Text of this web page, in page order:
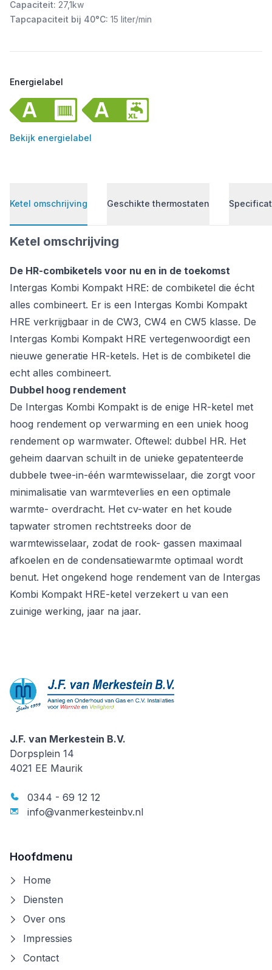
Capaciteit: 27,1kw
Tapcapaciteit bij 40°C: 15 liter/min
Energielabel
Bekijk energielabel
Ketel omschrijving Geschikte thermostaten
Ketel omschrijving
De HR-combiketels voor nu en in de toekomst
Intergas Kombi Kompakt HRE: de combiketel die écht
alles combineert. Er is een Intergas Kombi Kompakt
HRE verkrijgbaar in de CW3, CW4 en CW5 klasse. De
Intergas Kombi Kompakt HRE vertegenwoordigt een
nieuwe generatie HR-ketels. Het is de combiketel die
echt alles combineert.
Dubbel hoog rendement
De Intergas Kombi Kompakt is de enige HR-ketel met
hoog rendement op verwarming en een uniek hoog
rendement op warmwater. Oftewel: dubbel HR. Het
geheim daarvan schuilt in de unieke gepatenteerde
dubbele twee-in-één warmtewisselaar, die zorgt voor
minimalisatie van warmteverlies en een optimale
warmte- overdracht. Het cv-water en het koude
tapwater stromen rechtstreeks door de
warmtewisselaar, zodat de rook- gassen maximaal
afkoelen en de condensatiewarmte optimaal wordt
benut. Het ongekend hoge rendement van de Intergas
Kombi Kompakt HRE-ketel verzekert u van een
zuinige werking, jaar na jaar.
J.F. van Merkestein B.V.
J.F. van Merkestein B.V.
Dorpsplein 14
4021 EE Maurik
0344 - 69 12 12
info@vanmerkesteinbv.nl
Hoofdmenu
Home
Diensten
Over ons
Impressies
Contact